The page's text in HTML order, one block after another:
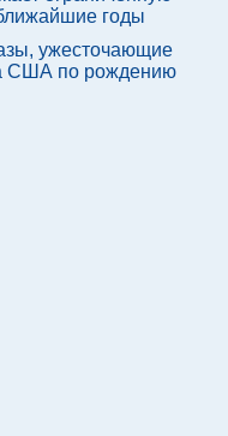
годы
ужесточающие
США по рождению